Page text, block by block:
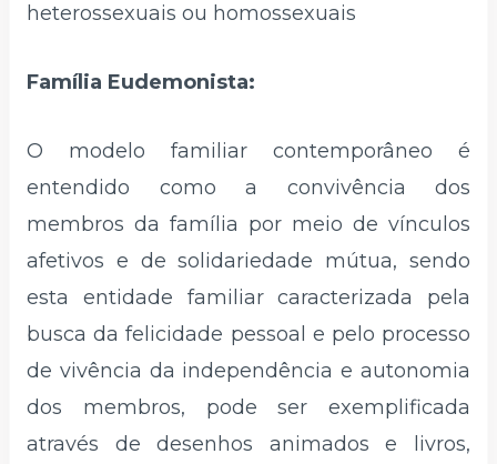
heterossexuais ou homossexuais
Família Eudemonista:
O modelo familiar contemporâneo é
entendido como a convivência dos
membros da família por meio de vínculos
afetivos e de solidariedade mútua, sendo
esta entidade familiar caracterizada pela
busca da felicidade pessoal e pelo processo
de vivência da independência e autonomia
dos membros, pode ser exemplificada
através de desenhos animados e livros,